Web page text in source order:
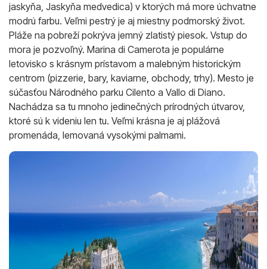
jaskyňa, Jaskyňa medvedica) v ktorých má more úchvatne
modrú farbu. Veľmi pestrý je aj miestny podmorský život.
Pláže na pobreží pokrýva jemný zlatistý piesok. Vstup do
mora je pozvoľný. Marina di Camerota je populárne
letovisko s krásnym prístavom a malebným historickým
centrom (pizzerie, bary, kaviarne, obchody, trhy). Mesto je
súčasťou Národného parku Cilento a Vallo di Diano.
Nachádza sa tu mnoho jedinečných prírodných útvarov,
ktoré sú k videniu len tu. Veľmi krásna je aj plážová
promenáda, lemovaná vysokými palmami.